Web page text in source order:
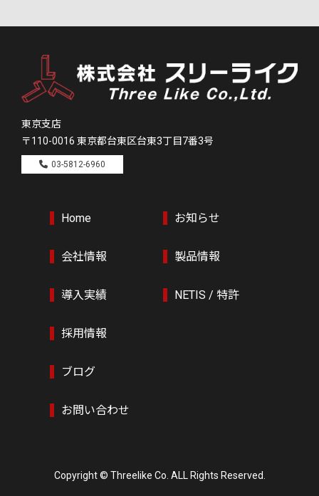
東京支店
〒110-0016 東京都台東区台東3丁目7番3号
03-5812-6960
Home お知らせ
会社情報 製品情報
導入実績 NETIS / 特許
採用情報
ブログ
お問い合わせ
Copyright © Threelike Co. ALL Rights Reserved.